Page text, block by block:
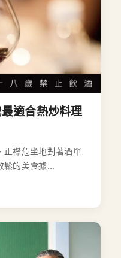
適合熱炒料理
正襟危坐地對著酒單
的美食據...